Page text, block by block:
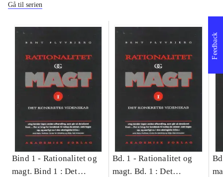
Gå til serien
Bind 1 - Rationalitet og
magt. Bind 1 : Det
Bd. 1 -Rationalitet og
magt. Bd. 1 : Det
Feedback